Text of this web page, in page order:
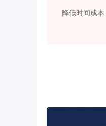
降低时间成